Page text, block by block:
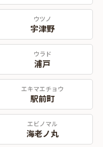
ウツノ
宇津野
ウラド
浦戸
エキマエチョウ
駅前町
エビノマル
海老ノ丸